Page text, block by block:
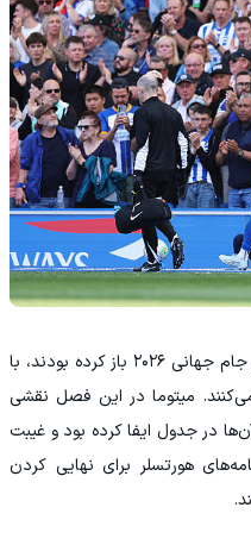
ژاپنی‌ها که حساب ویژه‌ای روی میتوما در جام جهانی ۲۰۲۶ باز کرده بودند، با
میتوما در این فصل نقشی
در جدول ایفا کرده بود و غیبت
هورتسلر برای نهایی کردن